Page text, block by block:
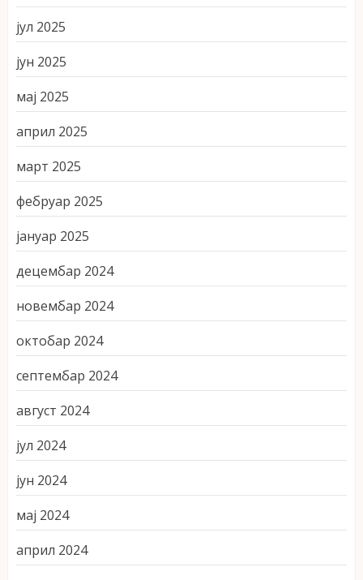
јул 2025
јун 2025
мај 2025
април 2025
март 2025
фебруар 2025
јануар 2025
децембар 2024
новембар 2024
октобар 2024
септембар 2024
август 2024
јул 2024
јун 2024
мај 2024
април 2024